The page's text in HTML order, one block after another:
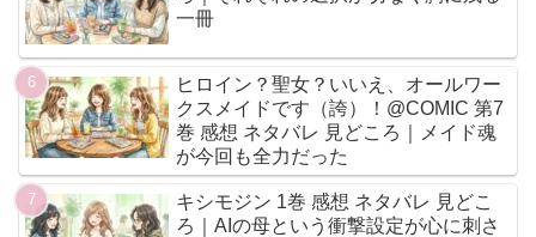
一冊
ヒロイン？聖女？いいえ、オールワー
クスメイドです（誇）！@COMIC 第7
巻 感想 ネタバレ 見どころ｜メイド魂
が今回も全力だった
キシモジン 1巻 感想 ネタバレ 見どこ
ろ｜AIの母という衝撃設定が心に刺さ